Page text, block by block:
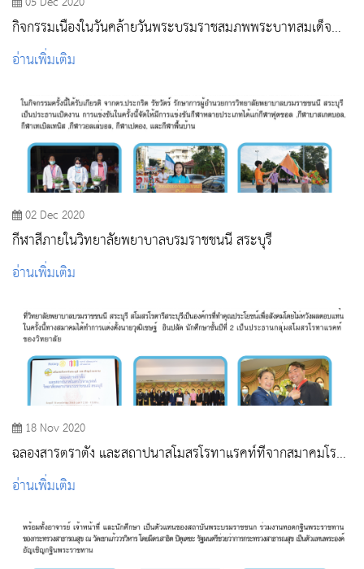
กิจกรรมเนื่องในวันคล้ายวันพระบรมราชสมภพพระบาทสมเด็จ
พระบรมชนกาธิเบศร มหาภูมิพลอดุลยเดชมหาราช บรมนาถ
บพิตร
อ่านเพิ่มเติม
02 Dec 2020
กีฬาสีภายในวิทยาลัยพยาบาลบรมราชชนนี สระบุรี
อ่านเพิ่มเติม
18 Nov 2020
ฉลองสารตราตั้ง และสถาปนาสโมสรโรทาแรคท์ที่จากสมาคมโรตา
รีสระบุรี
อ่านเพิ่มเติม